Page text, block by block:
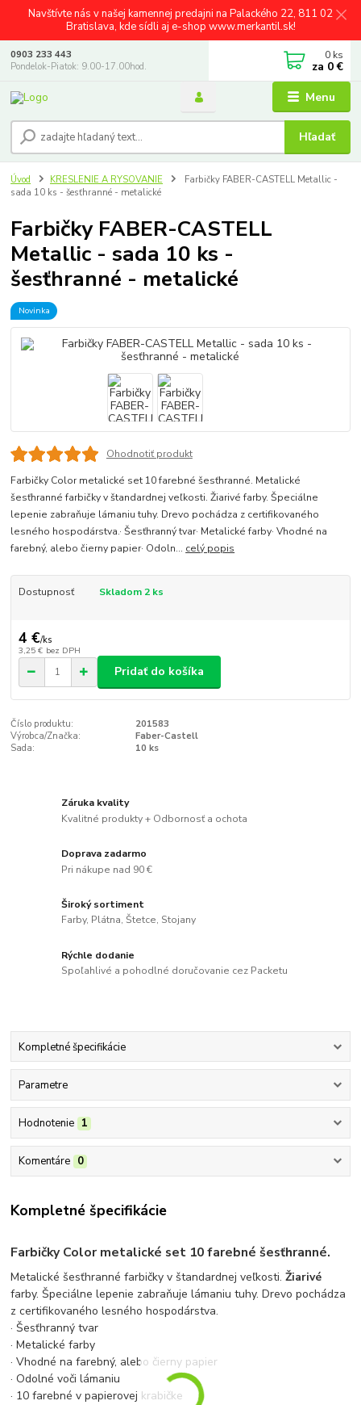
Navštívte nás v našej kamennej predajni na Palackého 22, 811 02
Bratislava, kde sídli aj e-shop www.merkantil.sk!
Menu
Hľadať
0903 233 443
Pondelok-Piatok: 9.00-17.00hod.
0 ks
za 0 €
Úvod KRESLENIE A RYSOVANIE
Farbičky FABER-CASTELL Metallic -
sada 10 ks - šesťhranné - metalické
Farbičky FABER-CASTELL
Metallic - sada 10 ks -
šesťhranné - metalické
Novinka
Ohodnotiť produkt
Farbičky Color metalické set 10 farebné šesťhranné. Metalické
šesťhranné farbičky v štandardnej veľkosti. Žiarivé farby. Špeciálne
lepenie zabraňuje lámaniu tuhy. Drevo pochádza z certifikovaného
lesného hospodárstva.· Šesťhranný tvar· Metalické farby· Vhodné na
farebný, alebo čierny papier· Odoln... celý popis
Dostupnosť Skladom 2 ks
4 €/ks
3,25 € bez DPH
Pridať do košíka
Číslo produktu:
201583
Výrobca/Značka:
Faber-Castell
Sada:
10 ks
Záruka kvality
Kvalitné produkty + Odbornosť a ochota
Doprava zadarmo
Pri nákupe nad 90 €
Široký sortiment
Farby, Plátna, Štetce, Stojany
Rýchle dodanie
Spoľahlivé a pohodlné doručovanie cez Packetu
Kompletné špecifikácie
Parametre
Hodnotenie 1
Komentáre 0
Kompletné špecifikácie
Farbičky Color metalické set 10 farebné šesťhranné.
Metalické šesťhranné farbičky v štandardnej veľkosti.Žiarivé
farby. Špeciálne lepenie zabraňuje lámaniu tuhy. Drevo pochádza
z certifikovaného lesného hospodárstva.
· Šesťhranný tvar
· Metalické farby
· Vhodné na farebný, alebo čierny papier
· Odolné voči lámaniu
· 10 farebné v papierovej krabičke